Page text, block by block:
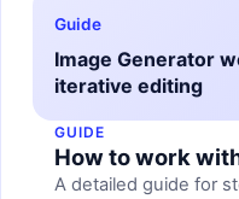
Guide
Image Generator
iterative editing
GUIDE
How to work
A detailed guide for